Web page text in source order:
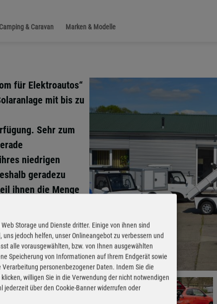
Camping & Caravan Marken & Modelle
für Elektroautos“
mit bis zu
Sehr zum
niedrigen
geradezu
ihnen die Menge
von der
meint Kuwatsch.
daher, auch die
mit drei und vier
Storage und Dienste dritter. Einige von ihnen sind
jedoch helfen, unser Onlineangebot zu verbessern und
alle vorausgewählten, bzw. von Ihnen ausgewählten
Speicherung von Informationen auf Ihrem Endgerät sowie
personenbezogener Daten. Indem Sie die
willigen Sie in die Verwendung der nicht notwendigen
jederzeit über den Cookie-Banner widerrufen oder